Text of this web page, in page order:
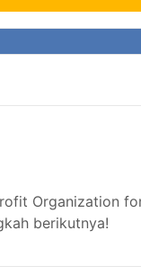
Organization
berikutnya!